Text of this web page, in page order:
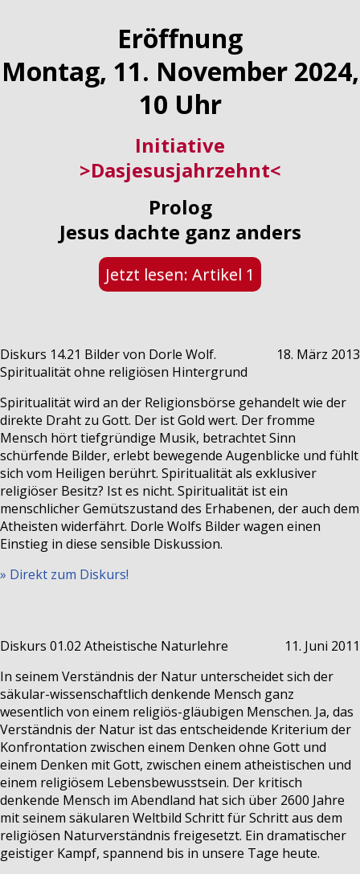
Eröffnung
Montag, 11. November 2024,
10 Uhr
Initiative
>Dasjesusjahrzehnt<
Prolog
Jesus dachte ganz anders
2000 Jahre Jesus von Nazareth
Jetzt lesen: Artikel 1
Diskurs 14.21 18. März 2013
Bilder von Dorle Wolf.
Spiritualität ohne religiösen Hintergrund
Spiritualität wird an der Religionsbörse gehandelt wie der
direkte Draht zu Gott. Der ist Gold wert. Der fromme
Mensch hört tiefgründige Musik, betrachtet Sinn
schürfende Bilder, erlebt bewegende Augenblicke und fühlt
sich vom Heiligen berührt. Spiritualität als exklusiver
religiöser Besitz? Ist es nicht. Spiritualität ist ein
menschlicher Gemütszustand des Erhabenen, der auch dem
Atheisten widerfährt. Dorle Wolfs Bilder wagen einen
Einstieg in diese sensible Diskussion.
» Direkt zum Diskurs!
Diskurs 01.02 11. Juni 2011
Atheistische Naturlehre
In seinem Verständnis der Natur unterscheidet sich der
säkular-wissenschaftlich denkende Mensch ganz
wesentlich von einem religiös-gläubigen Menschen. Ja, das
Verständnis der Natur ist das entscheidende Kriterium der
Konfrontation zwischen einem Denken ohne Gott und
einem Denken mit Gott, zwischen einem atheistischen und
einem religiösem Lebensbewusstsein. Der kritisch
denkende Mensch im Abendland hat sich über 2600 Jahre
mit seinem säkularen Weltbild Schritt für Schritt aus dem
religiösen Naturverständnis freigesetzt. Ein dramatischer
geistiger Kampf, spannend bis in unsere Tage heute.